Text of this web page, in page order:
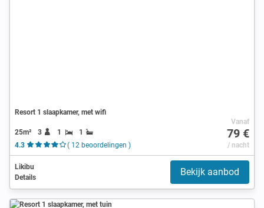
Resort 1 slaapkamer, met wifi
25m² 3 1
1
4.3
( 12 beoordelingen )
Vanaf
79 €
/ nacht
Likibu
Details
Bekijk aanbod